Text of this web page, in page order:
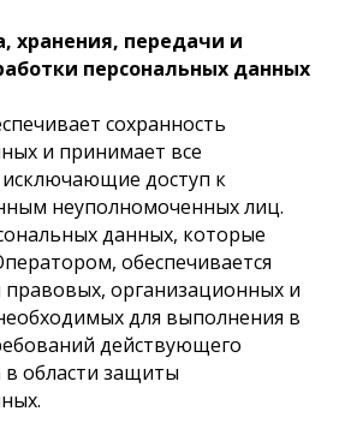
хранения, передачи и
персональных данных
сохранность
и принимает все
доступ к
неуполномоченных лиц.
данных, которые
обеспечивается
организационных и
для выполнения в
действующего
в области защиты